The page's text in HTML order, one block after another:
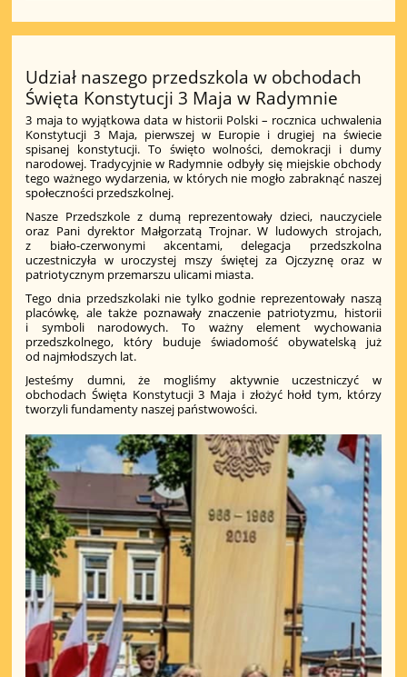
Udział naszego przedszkola w obchodach
Święta Konstytucji 3 Maja w Radymnie
3 maja to wyjątkowa data w historii Polski – rocznica uchwalenia
Konstytucji 3 Maja, pierwszej w Europie i drugiej na świecie
spisanej konstytucji. To święto wolności, demokracji i dumy
narodowej. Tradycyjnie w Radymnie odbyły się miejskie obchody
tego ważnego wydarzenia, w których nie mogło zabraknąć naszej
społeczności przedszkolnej.
Nasze Przedszkole z dumą reprezentowały dzieci, nauczyciele
oraz Pani dyrektor Małgorzatą Trojnar. W ludowych strojach,
z biało-czerwonymi akcentami, delegacja przedszkolna
uczestniczyła w uroczystej mszy świętej za Ojczyznę oraz w
patriotycznym przemarszu ulicami miasta.
Tego dnia przedszkolaki nie tylko godnie reprezentowały naszą
placówkę, ale także poznawały znaczenie patriotyzmu, historii
i symboli narodowych. To ważny element wychowania
przedszkolnego, który buduje świadomość obywatelską już
od najmłodszych lat.
Jesteśmy dumni, że mogliśmy aktywnie uczestniczyć w
obchodach Święta Konstytucji 3 Maja i złożyć hołd tym, którzy
tworzyli fundamenty naszej państwowości.